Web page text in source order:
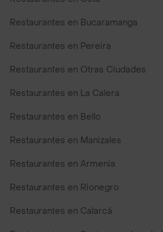
Restaurantes en Bucaramanga
Restaurantes en Pereira
Restaurantes en Otras Ciudades
Restaurantes en La Calera
Restaurantes en Bello
Restaurantes en Manizales
Restaurantes en Armenia
Restaurantes en Rionegro
Restaurantes en Calarcá